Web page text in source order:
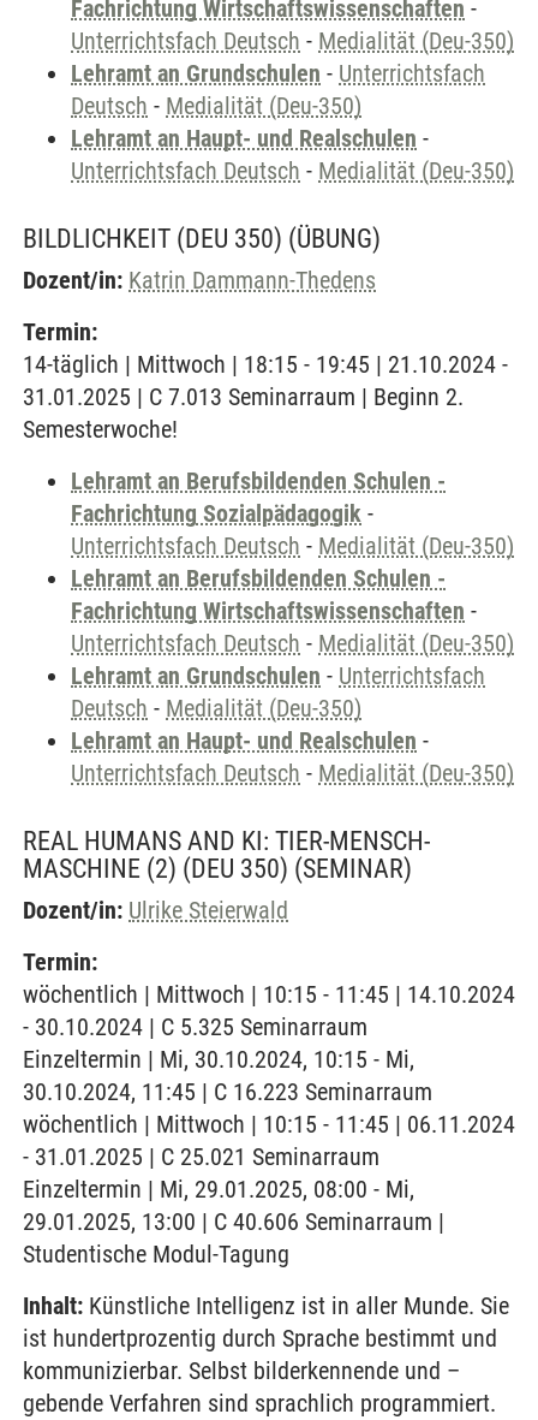
Fachrichtung Wirtschaftswissenschaften -
Unterrichtsfach Deutsch - Medialität (Deu-350)
Lehramt an Grundschulen - Unterrichtsfach
Deutsch - Medialität (Deu-350)
Lehramt an Haupt- und Realschulen -
Unterrichtsfach Deutsch - Medialität (Deu-350)
BILDLICHKEIT (DEU 350) (ÜBUNG)
Dozent/in: Katrin Dammann-Thedens
Termin:
14-täglich | Mittwoch | 18:15 - 19:45 | 21.10.2024 -
31.01.2025 | C 7.013 Seminarraum | Beginn 2.
Semesterwoche!
Lehramt an Berufsbildenden Schulen -
Fachrichtung Sozialpädagogik -
Unterrichtsfach Deutsch - Medialität (Deu-350)
Lehramt an Berufsbildenden Schulen -
Fachrichtung Wirtschaftswissenschaften -
Unterrichtsfach Deutsch - Medialität (Deu-350)
Lehramt an Grundschulen - Unterrichtsfach
Deutsch - Medialität (Deu-350)
Lehramt an Haupt- und Realschulen -
Unterrichtsfach Deutsch - Medialität (Deu-350)
REAL HUMANS AND KI: TIER-MENSCH-
MASCHINE (2) (DEU 350) (SEMINAR)
Dozent/in: Ulrike Steierwald
Termin:
wöchentlich | Mittwoch | 10:15 - 11:45 | 14.10.2024
- 30.10.2024 | C 5.325 Seminarraum
Einzeltermin | Mi, 30.10.2024, 10:15 - Mi,
30.10.2024, 11:45 | C 16.223 Seminarraum
wöchentlich | Mittwoch | 10:15 - 11:45 | 06.11.2024
- 31.01.2025 | C 25.021 Seminarraum
Einzeltermin | Mi, 29.01.2025, 08:00 - Mi,
29.01.2025, 13:00 | C 40.606 Seminarraum |
Studentische Modul-Tagung
Inhalt: Künstliche Intelligenz ist in aller Munde. Sie
ist hundertprozentig durch Sprache bestimmt und
kommunizierbar. Selbst bilderkennende und –
gebende Verfahren sind sprachlich programmiert.